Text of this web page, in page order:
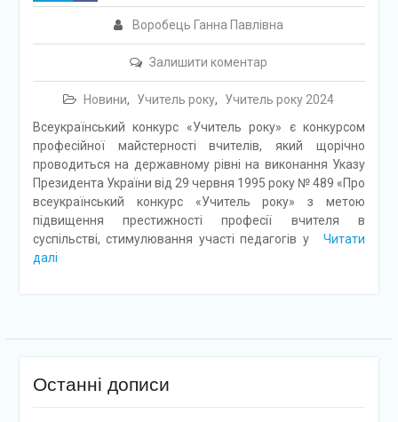
Воробець Ганна Павлівна
Залишити коментар
Новини, Учитель року,
Учитель року 2024
Всеукраїнський конкурс «Учитель року» є конкурсом
професійної майстерності вчителів, який щорічно
проводиться на державному рівні на виконання Указу
Президента України від 29 червня 1995 року № 489 «Про
всеукраїнський конкурс «Учитель року» з метою
підвищення престижності професії вчителя в
суспільстві, стимулювання участі педагогів у
Читати
далі
Останні дописи